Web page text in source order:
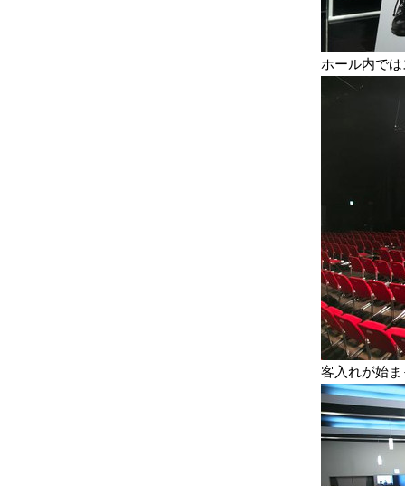
ホール内で
客入れが始